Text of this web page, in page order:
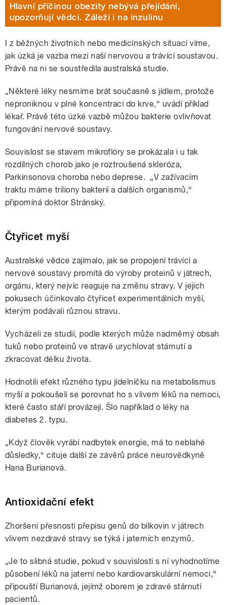
Hlavní příčinou obezity nebývá přejídání,
upozorňují vědci. Záleží i na inzulinu
I z běžných životních nebo medicínských situací víme,
jak úzká je vazba mezi naší nervovou a trávící soustavou.
Právě na ni se soustředila australská studie.
„Některé léky nesmíme brát současně s jídlem, protože
neproniknou v plné koncentraci do krve,“ uvádí příklad
lékař. Právě této úzké vazbě můžou bakterie ovlivňovat
fungování nervové soustavy.
Souvislost se stavem mikroflóry se prokázala i u tak
rozdílných chorob jako je roztroušená skleróza,
Parkinsonova choroba nebo deprese. „V zažívacím
traktu máme triliony bakterií a dalších organismů,“
připomíná doktor Stránský.
Čtyřicet myší
Australské vědce zajímalo, jak se propojení trávící a
nervové soustavy promítá do výroby proteinů v játrech,
orgánu, který nejvíc reaguje na změnu stravy. V jejich
pokusech účinkovalo čtyřicet experimentálních myší,
kterým podávali různou stravu.
Vycházeli ze studií, podle kterých může nadměrný obsah
tuků nebo proteinů ve stravě urychlovat stárnutí a
zkracovat délku života.
Hodnotili efekt různého typu jídelníčku na metabolismus
myší a pokoušeli se porovnat ho s vlivem léků na nemoci,
které často stáří provázejí. Šlo například o léky na
diabetes 2. typu.
„Když člověk vyrábí nadbytek energie, má to neblahé
důsledky,“ cituje další ze závěrů práce neurovědkyně
Hana Burianová.
Antioxidační efekt
Zhoršení přesnosti přepisu genů do bílkovin v játrech
vlivem nezdravé stravy se týká i jaterních enzymů.
„Je to slibná studie, pokud v souvislosti s ní vyhodnotíme
působení léků na jaterní nebo kardiovarskulární nemoci,“
připouští Burianová, jejímž oborem je zdravé stárnutí
pacientů.